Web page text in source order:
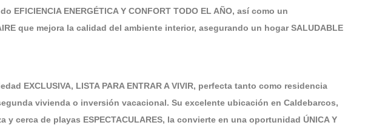
EFICIENCIA ENERGÉTICA Y CONFORT TODO EL AÑO, así como un
que mejora la calidad del ambiente interior, asegurando un hogar SALUDABLE
EXCLUSIVA, LISTA PARA ENTRAR A VIVIR, perfecta tanto como residencia
vivienda o inversión vacacional. Su excelente ubicación en Caldebarcos,
y cerca de playas ESPECTACULARES, la convierte en una oportunidad ÚNICA Y